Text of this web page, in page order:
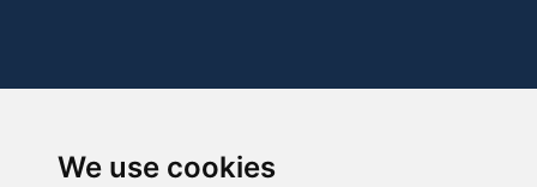
We use cookies